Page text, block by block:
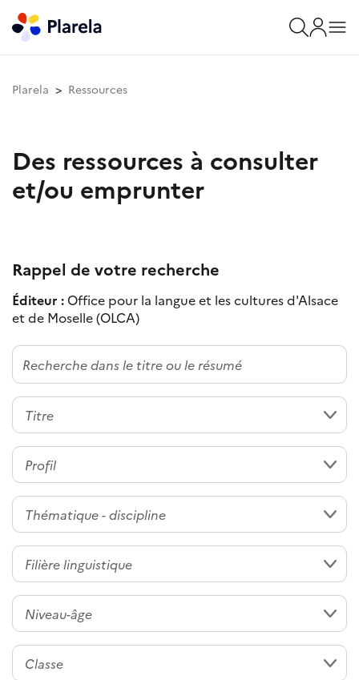
Plarela Ressources
Des ressources à consulter
et/ou emprunter
Rappel de votre recherche
Éditeur : Office pour la langue et les cultures d'Alsace
et de Moselle (OLCA)